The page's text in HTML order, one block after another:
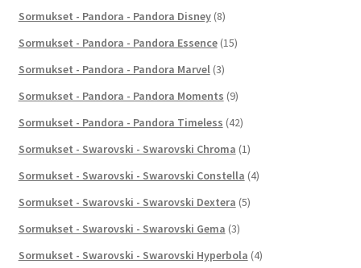
Sormukset - Pandora - Pandora Disney (8)
Sormukset - Pandora - Pandora Essence (15)
Sormukset - Pandora - Pandora Marvel (3)
Sormukset - Pandora - Pandora Moments (9)
Sormukset - Pandora - Pandora Timeless (42)
Sormukset - Swarovski - Swarovski Chroma (1)
Sormukset - Swarovski - Swarovski Constella (4)
Sormukset - Swarovski - Swarovski Dextera (5)
Sormukset - Swarovski - Swarovski Gema (3)
Sormukset - Swarovski - Swarovski Hyperbola (4)